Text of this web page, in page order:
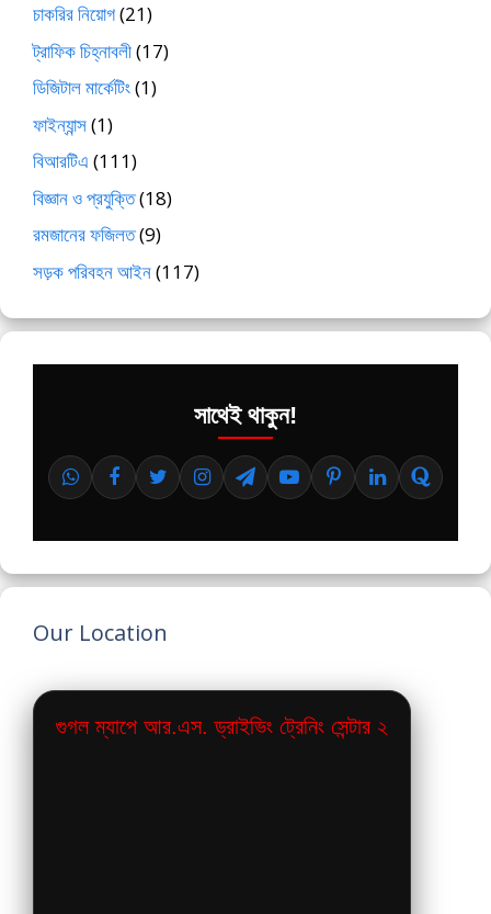
চাকরির নিয়োগ(21)
ট্রাফিক চিহ্নাবলী(17)
ডিজিটাল মার্কেটিং(1)
ফাইন্যান্স(1)
বিআরটিএ (111)
বিজ্ঞান ও প্রযুক্তি(18)
রমজানের ফজিলত(9)
সড়ক পরিবহন আইন(117)
সাথেই থাকুন!
Our Location
গুগল ম্যাপে আর.এস. ড্রাইভিং ট্রেনিং সেন্টার ২